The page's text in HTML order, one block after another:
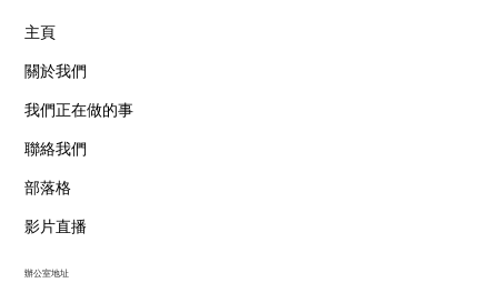
主頁
關於我們
我們正在做的事
聯絡我們
部落格
影片直播
辦公室地址